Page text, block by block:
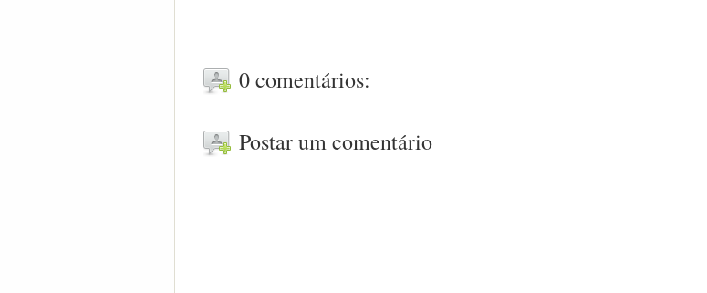
0 comentários:
Postar um comentário